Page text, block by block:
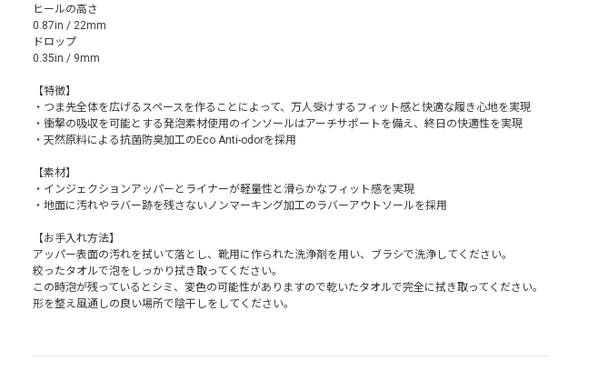
ヒールの高さ
0.87in / 22mm
ドロップ
0.35in / 9mm
【特徴】
・つま先全体を広げるスペースを作ることによって、万人受けするフィット感と快適な履き心地を実現
・衝撃の吸収を可能とする発泡素材使用のインソールはアーチサポートを備え、終日の快適性を実現
・天然原料による抗菌防臭加工のEco Anti-odorを採用
【素材】
・インジェクションアッパーとライナーが軽量性と滑らかなフィット感を実現
・地面に汚れやラバー跡を残さないノンマーキング加工のラバーアウトソールを採用
【お手入れ方法】
アッパー表面の汚れを拭いて落とし、靴用に作られた洗浄剤を用い、ブラシで洗浄してください。
絞ったタオルで泡をしっかり拭き取ってください。
この時泡が残っているとシミ、変色の可能性がありますので乾いたタオルで完全に拭き取ってください。
形を整え風通しの良い場所で陰干しをしてください。